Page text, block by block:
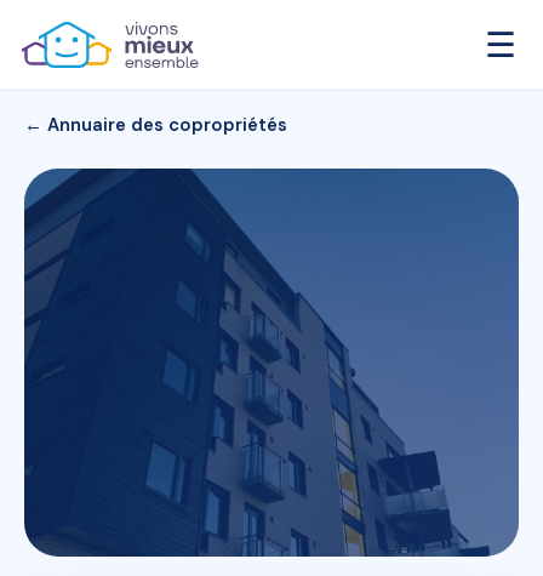
☰
← Annuaire des copropriétés